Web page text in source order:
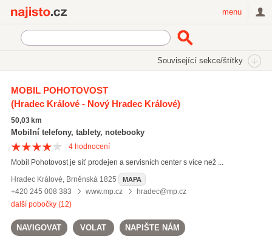
menu
Související sekce/štítky
Samsung(218)
Nokia(141)
kryty na mobilní telefony
MOBIL POHOTOVOST
(Hradec Králové - Nový Hradec Králové)
50,03 km
Mobilní telefony, tablety, notebooky
4hodnocení
Mobil Pohotovost je síť prodejen a servisních center s více než ...
Hradec Králové, Brněnská 1825 MAPA
+420 245 008 383 www.mp.cz
hradec@mp.cz
další pobočky (12)
NAVIGOVAT VOLAT NAPIŠTE NÁM